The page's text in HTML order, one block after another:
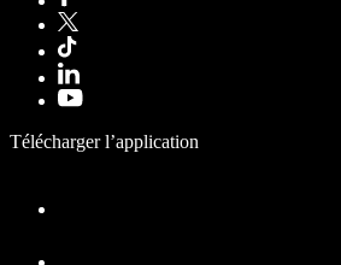
Télécharger l’application